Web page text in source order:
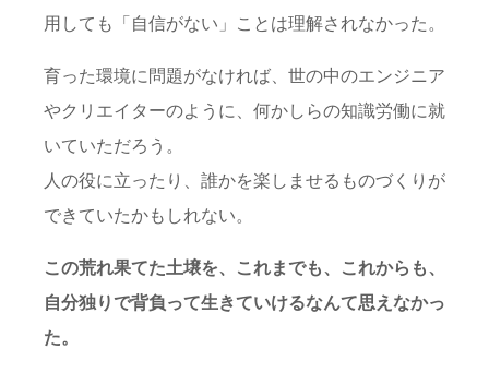
用しても「自信がない」ことは理解されなかった。
育った環境に問題がなければ、世の中のエンジニア
やクリエイターのように、何かしらの知識労働に就
いていただろう。
人の役に立ったり、誰かを楽しませるものづくりが
できていたかもしれない。
この荒れ果てた土壌を、これまでも、これからも、
自分独りで背負って生きていけるなんて思えなかっ
た。